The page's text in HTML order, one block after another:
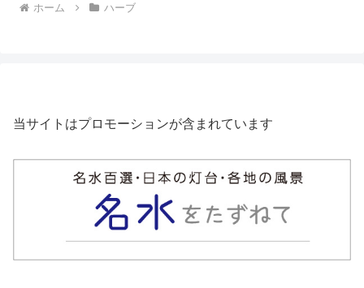
ホーム ハーブ
当サイトはプロモーションが含まれています